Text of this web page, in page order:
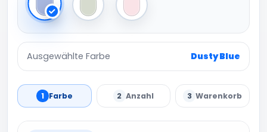
Dusty Blue Heather Grey Melange
Powder Pink
Ausgewählte Farbe Dusty Blue
1 Farbe 2 Anzahl 3 Warenkorb